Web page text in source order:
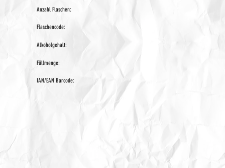
Anzahl Flaschen:
Flaschencode:
Alkoholgehalt:
Füllmenge:
IAN/EAN Barcode: